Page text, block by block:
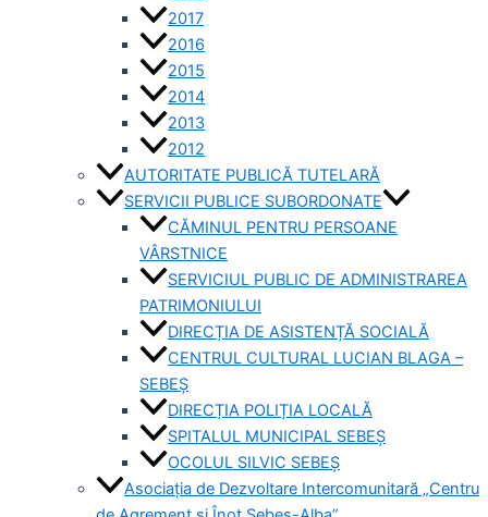
2017
2016
2015
2014
2013
2012
AUTORITATE PUBLICĂ TUTELARĂ
SERVICII PUBLICE SUBORDONATE
CĂMINUL PENTRU PERSOANE
VÂRSTNICE
SERVICIUL PUBLIC DE ADMINISTRAREA
PATRIMONIULUI
DIRECȚIA DE ASISTENȚĂ SOCIALĂ
CENTRUL CULTURAL LUCIAN BLAGA –
SEBEȘ
DIRECȚIA POLIȚIA LOCALĂ
SPITALUL MUNICIPAL SEBEȘ
OCOLUL SILVIC SEBEȘ
Asociația de Dezvoltare Intercomunitară „Centru